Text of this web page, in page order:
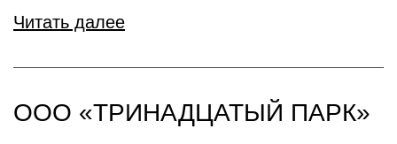
Читать далее
ООО «ТРИНАДЦАТЫЙ ПАРК»